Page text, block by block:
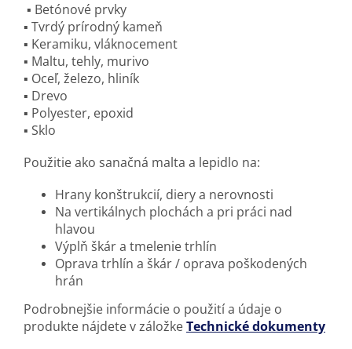
▪ Betónové prvky
▪ Tvrdý prírodný kameň
▪ Keramiku, vláknocement
▪ Maltu, tehly, murivo
▪ Oceľ, železo, hliník
▪ Drevo
▪ Polyester, epoxid
▪ Sklo
Použitie ako sanačná malta a lepidlo na:
Hrany konštrukcií, diery a nerovnosti
Na vertikálnych plochách a pri práci nad
hlavou
Výplň škár a tmelenie trhlín
Oprava trhlín a škár / oprava poškodených
hrán
Podrobnejšie informácie o použití a údaje o
produkte nájdete v záložkeTechnické dokumenty